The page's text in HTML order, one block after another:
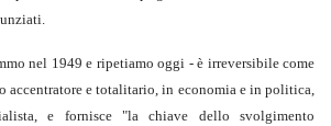
nel 1949 e ripetiamo oggi - è irreversibile come
accentratore e totalitario, in economia e in politica,
e fornisce "la chiave dello svolgimento